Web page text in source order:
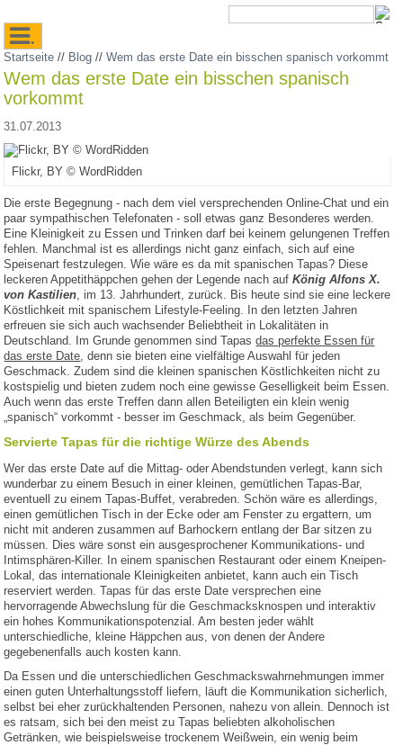
.
Startseite // Blog //Wem das erste Date ein bisschen spanisch vorkommt
Wem das erste Date ein bisschen spanisch
vorkommt
31.07.2013
Flickr, BY © WordRidden
Die erste Begegnung - nach dem viel versprechenden Online-Chat und ein
paar sympathischen Telefonaten - soll etwas ganz Besonderes werden.
Eine Kleinigkeit zu Essen und Trinken darf bei keinem gelungenen Treffen
fehlen. Manchmal ist es allerdings nicht ganz einfach, sich auf eine
Speisenart festzulegen. Wie wäre es da mit spanischen Tapas? Diese
leckeren Appetithäppchen gehen der Legende nach aufKönig Alfons X.
von Kastilien, im 13. Jahrhundert, zurück. Bis heute sind sie eine leckere
Köstlichkeit mit spanischem Lifestyle-Feeling. In den letzten Jahren
erfreuen sie sich auch wachsender Beliebtheit in Lokalitäten in
Deutschland. Im Grunde genommen sind Tapasdas perfekte Essen für
das erste Date, denn sie bieten eine vielfältige Auswahl für jeden
Geschmack. Zudem sind die kleinen spanischen Köstlichkeiten nicht zu
kostspielig und bieten zudem noch eine gewisse Geselligkeit beim Essen.
Auch wenn das erste Treffen dann allen Beteiligten ein klein wenig
„spanisch“ vorkommt - besser im Geschmack, als beim Gegenüber.
Servierte Tapas für die richtige Würze des Abends
Wer das erste Date auf die Mittag- oder Abendstunden verlegt, kann sich
wunderbar zu einem Besuch in einer kleinen, gemütlichen Tapas-Bar,
eventuell zu einem Tapas-Buffet, verabreden. Schön wäre es allerdings,
einen gemütlichen Tisch in der Ecke oder am Fenster zu ergattern, um
nicht mit anderen zusammen auf Barhockern entlang der Bar sitzen zu
müssen. Dies wäre sonst ein ausgesprochener Kommunikations- und
Intimsphären-Killer. In einem spanischen Restaurant oder einem Kneipen-
Lokal, das internationale Kleinigkeiten anbietet, kann auch ein Tisch
reserviert werden. Tapas für das erste Date versprechen eine
hervorragende Abwechslung für die Geschmacksknospen und interaktiv
ein hohes Kommunikationspotenzial. Am besten jeder wählt
unterschiedliche, kleine Häppchen aus, von denen der Andere
gegebenenfalls auch kosten kann.
Da Essen und die unterschiedlichen Geschmackswahrnehmungen immer
einen guten Unterhaltungsstoff liefern, läuft die Kommunikation sicherlich,
selbst bei eher zurückhaltenden Personen, nahezu von allein. Dennoch ist
es ratsam, sich bei den meist zu Tapas beliebten alkoholischen
Getränken, wie beispielsweise trockenem Weißwein, ein wenig beim